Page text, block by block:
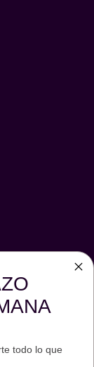
todo lo que